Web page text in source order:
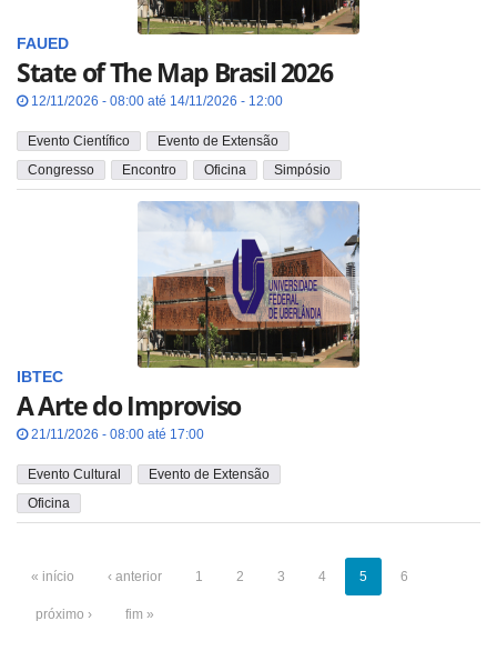
FAUED
State of The Map Brasil 2026
12/11/2026 - 08:00 até 14/11/2026 - 12:00
Evento Científico
Evento de Extensão
Congresso
Encontro Oficina Simpósio
IBTEC
A Arte do Improviso
21/11/2026 - 08:00 até 17:00
Evento Cultural
Evento de Extensão
Oficina
« início ‹ anterior 1 2 3 4 5 6
próximo › fim »